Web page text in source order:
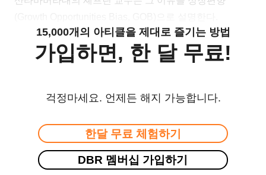
15,000개의 아티클을 제대로 즐기는 방법
가입하면, 한 달 무료!
걱정마세요. 언제든 해지 가능합니다.
한달 무료 체험하기
DBR 멤버십 가입하기